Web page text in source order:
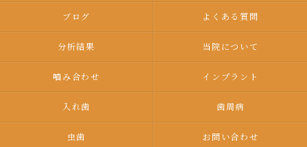
ブログ よくある質問
分析結果 当院について
嚙み合わせ インプラント
入れ歯 歯周病
虫歯 お問い合わせ